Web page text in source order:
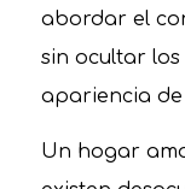
abordar el
sin ocultar
apariencia
Un hogar